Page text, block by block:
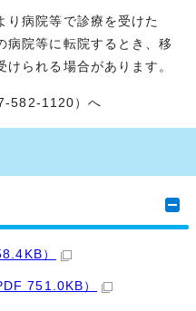
り病院等で診療を受けた
病院等に転院するとき、移
られる場合があります。
582-1120）へ
）
751.0KB）